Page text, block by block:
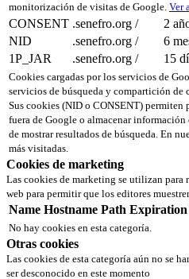
monitorización de visitas de Google. Ver
CONSENT .senefro.org /
2
NID
.senefro.org /
6
1P_JAR
.senefro.org / 15
Cookies cargadas por los servicios de
servicios de búsqueda y compartición de
Sus cookies (NID o CONSENT) permiten
fuera de Google o almacenar
de mostrar resultados de búsqueda. En
más visitadas.
Cookies de marketing
Las cookies de marketing se utilizan para
web para permitir que los editores
Name Hostname Path Expiration
No hay cookies en esta categoría.
Otras cookies
Las cookies de esta categoría aún no se
ser desconocido en este momento